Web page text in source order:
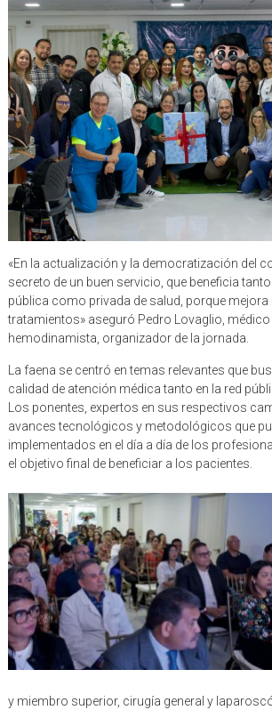
«En la actualización y la democratización del
secreto de un buen servicio, que beneficia
pública como privada de salud, porque mejora
tratamientos» aseguró Pedro Lovaglio,
hemodinamista, organizador de la jornada.
La faena se centró en temas relevantes que
calidad de atención médica tanto en la red
Los ponentes, expertos en sus respectivos
avances tecnológicos y metodológicos que
implementados en el día a día de los
el objetivo final de beneficiar a los pacientes.
y miembro superior, cirugía general y